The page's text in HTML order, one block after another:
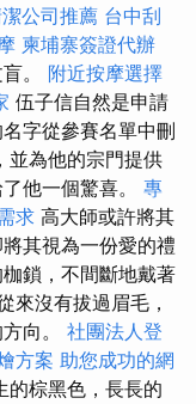
公司推薦 台中刮
柬埔寨簽證代辦
。 附近按摩選擇
伍子信自然是申請
字從參賽名單中刪
並為他的宗門提供
他一個驚喜。 專
求 高大師或許將其
其視為一份愛的禮
鎖，不間斷地戴著
來沒有拔過眉毛，
向。 社團法人登
方案 助您成功的網
的棕黑色，長長的